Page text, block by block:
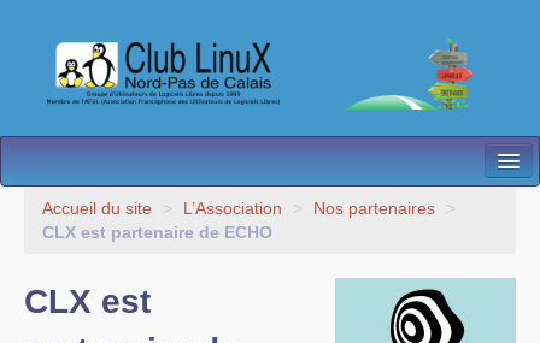
L’Association
Besoin d’Aide ?
Accueil du site > L’Association > Nos partenaires
>
CLX est partenaire de ECHO
CLX est